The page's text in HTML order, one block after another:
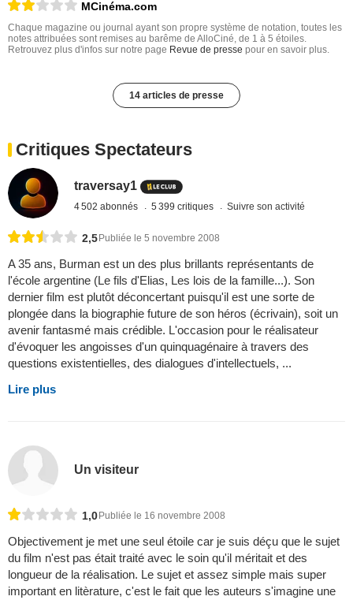
MCinéma.com
Chaque magazine ou journal ayant son propre système de notation, toutes les
notes attribuées sont remises au barême de AlloCiné, de 1 à 5 étoiles.
Retrouvez plus d'infos sur notre page Revue de presse pour en savoir plus.
14 articles de presse
Critiques Spectateurs
traversay1
4 502 abonnés 5 399 critiques Suivre son activité
2,5 Publiée le 5 novembre 2008
A 35 ans, Burman est un des plus brillants représentants de
l'école argentine (Le fils d'Elias, Les lois de la famille...). Son
dernier film est plutôt déconcertant puisqu'il est une sorte de
plongée dans la biographie future de son héros (écrivain), soit un
avenir fantasmé mais crédible. L'occasion pour le réalisateur
d'évoquer les angoisses d'un quinquagénaire à travers des
questions existentielles, des dialogues d'intellectuels, ...
Lire plus
Un visiteur
1,0 Publiée le 16 novembre 2008
Objectivement je met une seul étoile car je suis déçu que le sujet
du film n'est pas était traité avec le soin qu'il méritait et des
longueur de la réalisation. Le sujet et assez simple mais super
important en litèrature, c'est le fait que les auteurs s'imagine une